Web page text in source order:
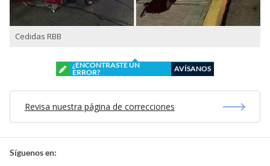
Cedidas RBB
¿ENCONTRASTE UN
ERROR?
AVÍSANOS
Revisa nuestra página de correcciones
Síguenos en: